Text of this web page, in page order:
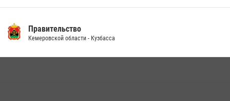
Правительство
Кемеровской области - Кузбасса